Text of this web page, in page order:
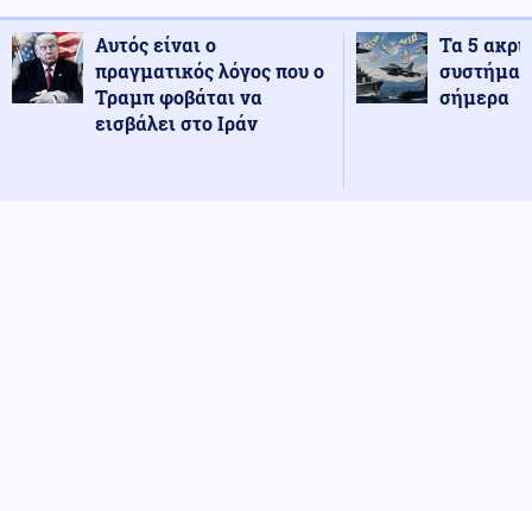
Αυτός είναι ο
πραγματικός λόγος που ο
Τραμπ φοβάται να
εισβάλει στο Ιράν
Τα 5
σήμερα